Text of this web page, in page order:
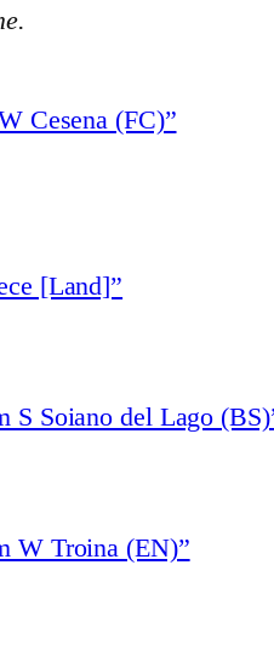
Cesena (FC)”
[Land]”
S Soiano del Lago
W Troina (EN)”